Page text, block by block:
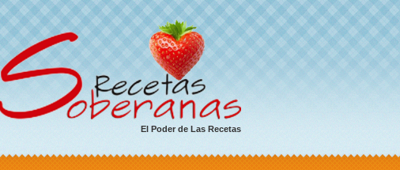
El Poder de Las Recetas